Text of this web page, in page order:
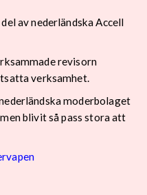
av nederländska Accell
revisorn
verksamhet.
moderbolaget
blivit så pass stora att